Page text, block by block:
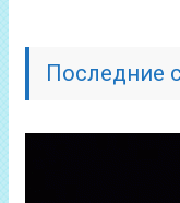
Последние